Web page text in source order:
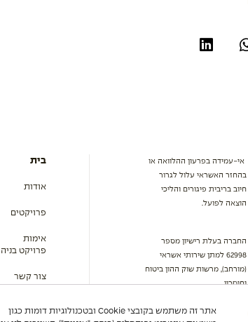
אי-עמידה בפרעון ההלוואה או
בהחזר האשראי עלול לגרור
חיוב בריבית פיגורים והליכי
הוצאה לפועל.
החברה בעלת רישיון מספר
62998 למתן שירותי אשראי
(מורחב), מרשות שוק ההון ביטוח
וחיסכון.
בית
אודות
פרויקטים
אימות
פרויקט בניה
צור קשר
אתר זה משתמש בקובצי Cookie ובטכנולוגיות דומות כגון